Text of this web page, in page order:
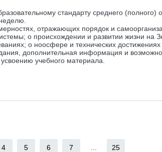
стандарту среднего (полного)
отражающих порядок и
о происхождении и развитии жизни на
о ноосфере и технических достижениях
дополнительная информация и
учебного материала.
4 5 6 7 25